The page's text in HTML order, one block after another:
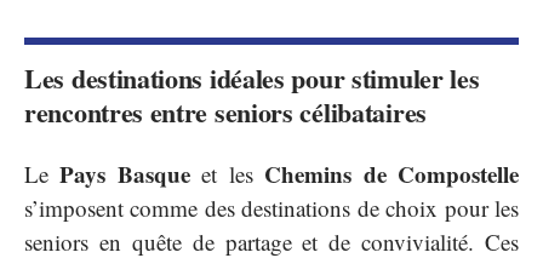
Les destinations idéales pour stimuler les
rencontres entre seniors célibataires
LePays Basqueet les Chemins de Compostelle
s’imposent comme des destinations de choix pour les
seniors en quête de partage et de convivialité. Ces